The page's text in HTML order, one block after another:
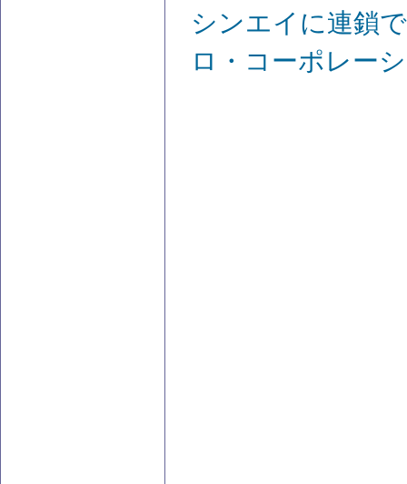
シンエイに連鎖
ロ・コーポレー